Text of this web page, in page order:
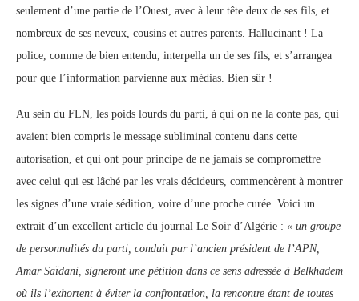
seulement d’une partie de l’Ouest, avec à leur tête deux de ses fils, et
nombreux de ses neveux, cousins et autres parents. Hallucinant ! La
police, comme de bien entendu, interpella un de ses fils, et s’arrangea
pour que l’information parvienne aux médias. Bien sûr !
Au sein du FLN, les poids lourds du parti, à qui on ne la conte pas, qui
avaient bien compris le message subliminal contenu dans cette
autorisation, et qui ont pour principe de ne jamais se compromettre
avec celui qui est lâché par les vrais décideurs, commencèrent à montrer
les signes d’une vraie sédition, voire d’une proche curée. Voici un
extrait d’un excellent article du journal Le Soir d’Algérie : « un groupe
de personnalités du parti, conduit par l’ancien président de l’APN,
Amar Saïdani, signeront une pétition dans ce sens adressée à Belkhadem
où ils l’exhortent à éviter la confrontation, la rencontre étant de toutes